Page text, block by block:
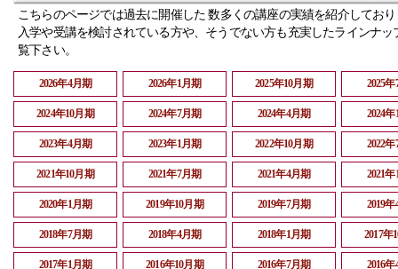
こちらのページでは過去に開催した 数多くの講座の実績を紹介してお
入学や受講を検討されている方や、そうでない方も充実したラインナッ
覧下さい。
2026年4月期 2026年1月期 2025年10月期 2025
2024年10月期 2024年7月期 2024年4月期 2024
2023年4月期 2023年1月期 2022年10月期 2022
2021年10月期 2021年7月期 2021年4月期 2021
2020年1月期 2019年10月期 2019年7月期 2019
2018年7月期 2018年4月期 2018年1月期 2017年
2017年1月期 2016年10月期 2016年7月期 2016